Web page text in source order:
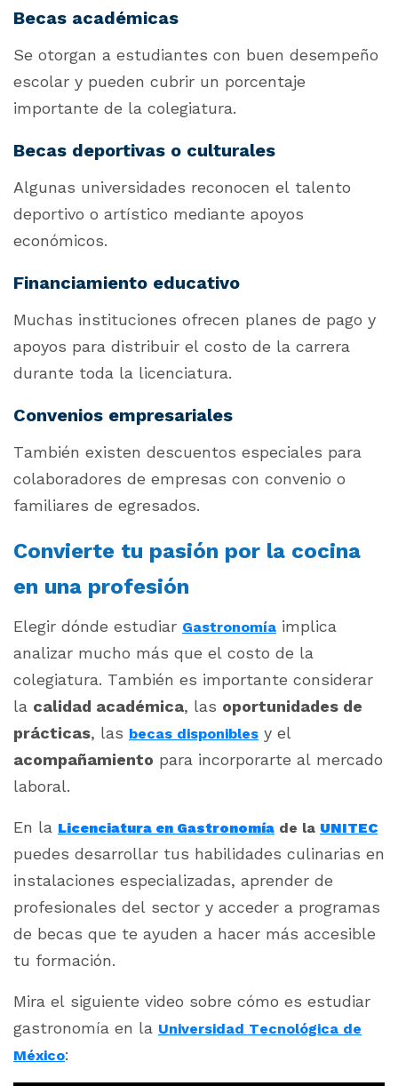
Becas académicas
Se otorgan a estudiantes con buen desempeño
escolar y pueden cubrir un porcentaje
importante de la colegiatura.
Becas deportivas o culturales
Algunas universidades reconocen el talento
deportivo o artístico mediante apoyos
económicos.
Financiamiento educativo
Muchas instituciones ofrecen planes de pago y
apoyos para distribuir el costo de la carrera
durante toda la licenciatura.
Convenios empresariales
También existen descuentos especiales para
colaboradores de empresas con convenio o
familiares de egresados.
Convierte tu pasión por la cocina
en una profesión
Elegir dónde estudiar Gastronomía implica
analizar mucho más que el costo de la
colegiatura. También es importante considerar
la calidad académica, las oportunidades de
prácticas, las becas disponibles y el
acompañamiento para incorporarte al mercado
laboral.
En la Licenciatura en Gastronomía de la UNITEC
puedes desarrollar tus habilidades culinarias en
instalaciones especializadas, aprender de
profesionales del sector y acceder a programas
de becas que te ayuden a hacer más accesible
tu formación.
Mira el siguiente video sobre cómo es estudiar
gastronomía en la Universidad Tecnológica de
México: